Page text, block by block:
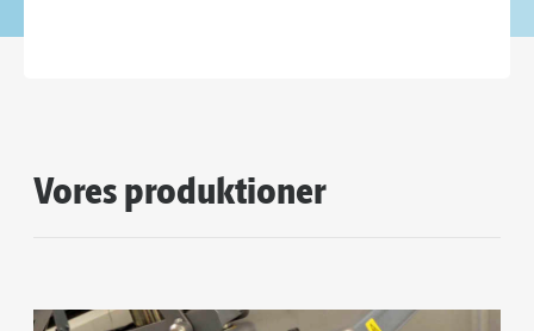
Vores produktioner